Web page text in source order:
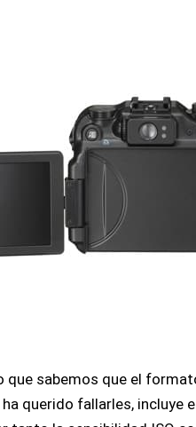
que sabemos que el
querido fallarles, incluye